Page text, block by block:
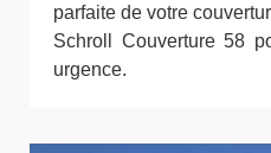
parfaite de votre
Schroll Couverture 58
urgence.